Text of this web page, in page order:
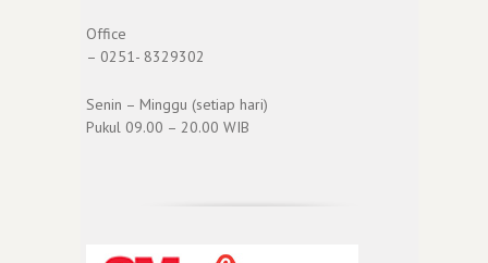
Office
– 0251- 8329302
Senin – Minggu (setiap hari)
Pukul 09.00 – 20.00 WIB